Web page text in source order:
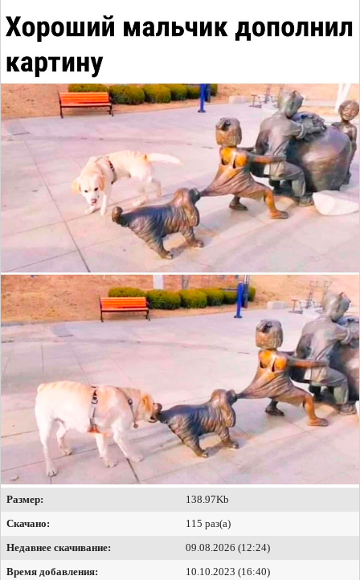
Размер:
138.97Kb
Скачано:
115 раз(а)
Недавнее скачивание:
09.08.2026 (12:24)
Время добавления:
10.10.2023 (16:40)